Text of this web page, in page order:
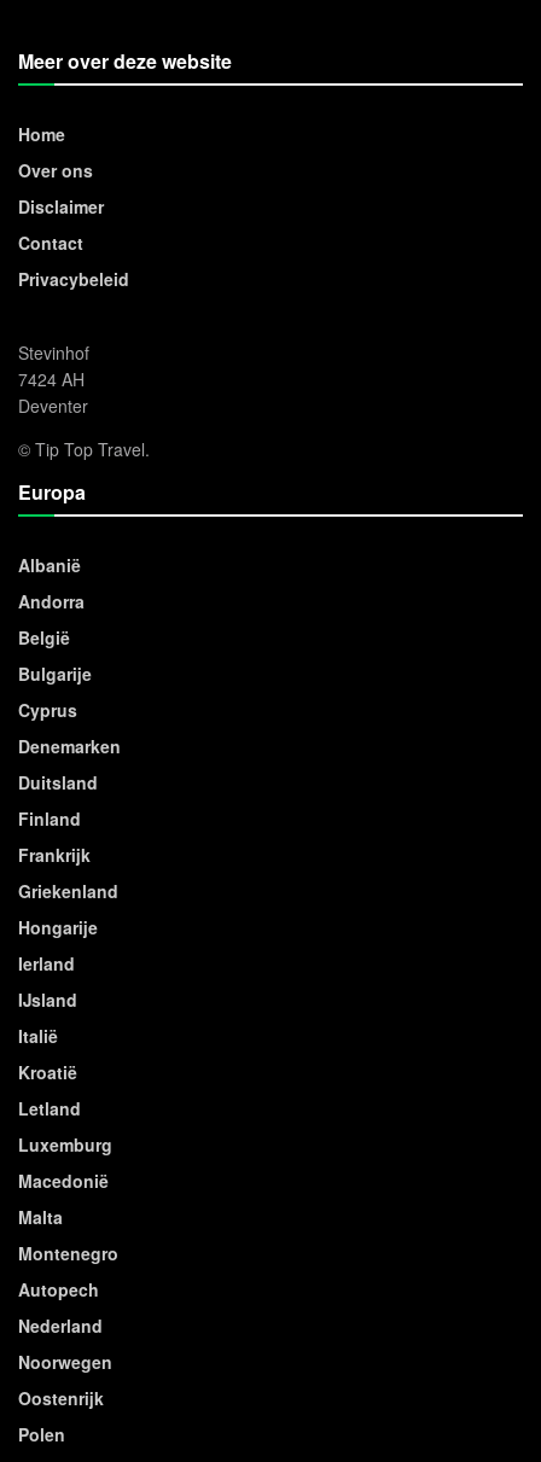
Meer over deze website
Home
Over ons
Disclaimer
Contact
Privacybeleid
Stevinhof
7424 AH
Deventer
© Tip Top Travel.
Europa
Albanië
Andorra
België
Bulgarije
Cyprus
Denemarken
Duitsland
Finland
Frankrijk
Griekenland
Hongarije
Ierland
IJsland
Italië
Kroatië
Letland
Luxemburg
Macedonië
Malta
Montenegro
Autopech
Nederland
Noorwegen
Oostenrijk
Polen